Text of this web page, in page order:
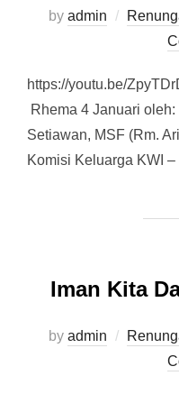
by admin
https://youtu.be/
Rhema 4 Januari
Setiawan, MSF (Rm.
Komisi Keluarga KWI
Iman Kita
by admin